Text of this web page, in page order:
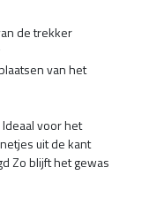
de trekker
van het
voor het
uit de kant
Zo blijft het gewas